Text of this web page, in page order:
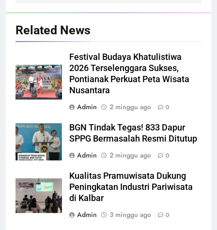
Related News
Festival Budaya Khatulistiwa
2026 Terselenggara Sukses,
Pontianak Perkuat Peta Wisata
Nusantara
Admin
2 minggu ago 0
BGN Tindak Tegas! 833 Dapur
SPPG Bermasalah Resmi Ditutup
Admin
2 minggu ago 0
Kualitas Pramuwisata Dukung
Peningkatan Industri Pariwisata
di Kalbar
Admin
3 minggu ago 0